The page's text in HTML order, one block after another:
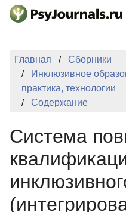
Перейти к основному
Регистрация
Главная
Сборники
Инклюзивное
практика, технологии
Содержание
Система